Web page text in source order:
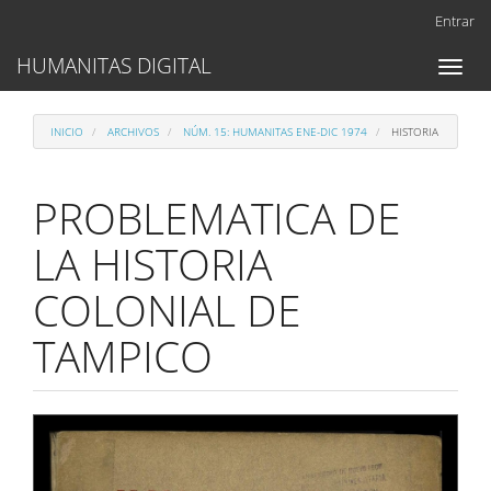
Contenido
principal
lateral
Entrar
Toggle
HUMANITAS DIGITAL
INICIO ARCHIVOS NÚM. 15: HUMANITAS ENE-DIC 1974 HISTORIA
PROBLEMATICA DE
LA HISTORIA
COLONIAL DE
TAMPICO
Barra
lateral